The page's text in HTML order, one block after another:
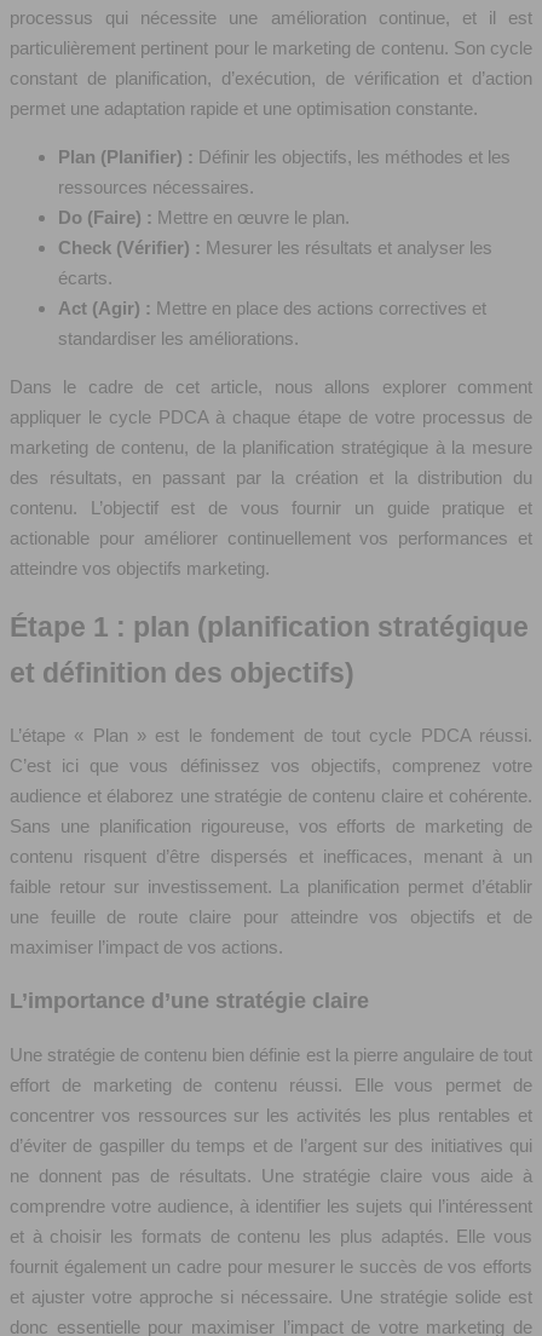
processus qui nécessite une amélioration continue, et il est
particulièrement pertinent pour le marketing de contenu. Son cycle
constant de planification, d’exécution, de vérification et d’action
permet une adaptation rapide et une optimisation constante.
Plan (Planifier) : Définir les objectifs, les méthodes et les
ressources nécessaires.
Do (Faire) : Mettre en œuvre le plan.
Check (Vérifier) : Mesurer les résultats et analyser les
écarts.
Act (Agir) : Mettre en place des actions correctives et
standardiser les améliorations.
Dans le cadre de cet article, nous allons explorer comment
appliquer le cycle PDCA à chaque étape de votre processus de
marketing de contenu, de la planification stratégique à la mesure
des résultats, en passant par la création et la distribution du
contenu. L’objectif est de vous fournir un guide pratique et
actionable pour améliorer continuellement vos performances et
atteindre vos objectifs marketing.
Étape 1 : plan (planification stratégique
et définition des objectifs)
L’étape « Plan » est le fondement de tout cycle PDCA réussi.
C’est ici que vous définissez vos objectifs, comprenez votre
audience et élaborez une stratégie de contenu claire et cohérente.
Sans une planification rigoureuse, vos efforts de marketing de
contenu risquent d’être dispersés et inefficaces, menant à un
faible retour sur investissement. La planification permet d’établir
une feuille de route claire pour atteindre vos objectifs et de
maximiser l’impact de vos actions.
L’importance d’une stratégie claire
Une stratégie de contenu bien définie est la pierre angulaire de tout
effort de marketing de contenu réussi. Elle vous permet de
concentrer vos ressources sur les activités les plus rentables et
d’éviter de gaspiller du temps et de l’argent sur des initiatives qui
ne donnent pas de résultats. Une stratégie claire vous aide à
comprendre votre audience, à identifier les sujets qui l’intéressent
et à choisir les formats de contenu les plus adaptés. Elle vous
fournit également un cadre pour mesurer le succès de vos efforts
et ajuster votre approche si nécessaire. Une stratégie solide est
donc essentielle pour maximiser l’impact de votre marketing de